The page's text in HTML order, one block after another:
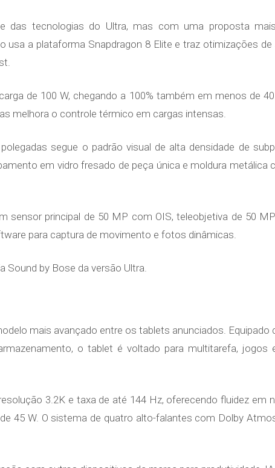
das tecnologias do Ultra, mas com uma proposta
usa a plataforma Snapdragon 8 Elite e traz otimizações
de 100 W, chegando a 100% também em menos de
melhora o controle térmico em cargas intensas.
segue o padrão visual de alta densidade de
em vidro fresado de peça única e moldura metálica
sensor principal de 50 MP com OIS, teleobjetiva de 50
para captura de movimento e fotos dinâmicas.
Sound by Bose da versão Ultra.
mais avançado entre os tablets anunciados.
o tablet é voltado para multitarefa,
3.2K e taxa de até 144 Hz, oferecendo fluidez em
45 W. O sistema de quatro alto-falantes com Dolby